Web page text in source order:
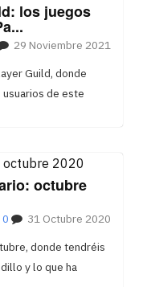
los juegos
29 Noviembre 2021
Guild, donde
de este
octubre
31 Octubre 2020
0
donde tendréis
y lo que ha